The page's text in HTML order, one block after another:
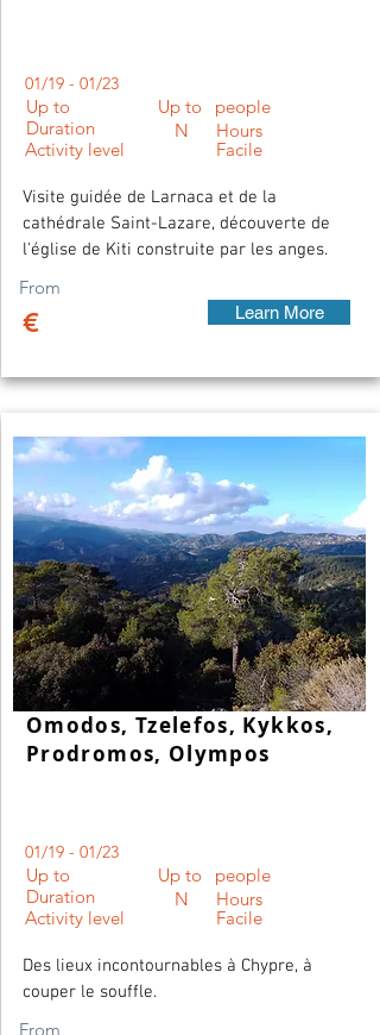
01/19 - 01/23
Up to
Up to
Duration
N
Activity level
people
Hours
Facile
Visite guidée de Larnaca et de la
cathédrale Saint-Lazare, découverte de
l'église de Kiti construite par les anges.
From
€ Learn More
Omodos, Tzelefos, Kykkos,
Prodromos, Olympos
01/19 - 01/23
Up to
Up to
Duration
N
Activity level
people
Hours
Facile
Des lieux incontournables à Chypre, à
couper le souffle.
From